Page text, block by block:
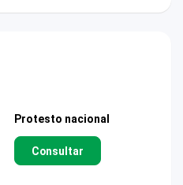
Protesto nacional
Consultar